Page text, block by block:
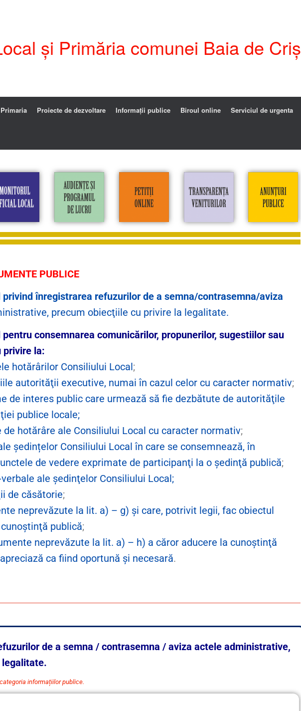
și Primăria comunei Baia de Criș
Primaria Proiecte de dezvoltare Informații publice Biroul online Serviciul de urgenta
PUBLICE
privind înregistrarea refuzurilor de a semna/contrasemna/aviza
precum obiecţiile cu privire la legalitate.
pentru consemnarea comunicărilor, propunerilor, sugestiilor sau
privire la:
hotărârilor Consiliului Local;
autorităţii executive, numai în cazul celor cu caracter normativ;
de interes public care urmează să fie dezbătute de autorităţile
publice locale;
de hotărâre ale Consiliului Local cu caracter normativ;
ședințelor Consiliului Local în care se consemnează, în
de vedere exprimate de participanţi la o şedinţă publică;
ale şedinţelor Consiliului Local;
de căsătorie;
neprevăzute la lit. a) – g) şi care, potrivit legii, fac obiectul
publică;
neprevăzute la lit. a) – h) a căror aducere la cunoştinţă
ca fiind oportună şi necesară.
de a semna / contrasemna / aviza actele administrative,
legalitate.
informațiilor publice.